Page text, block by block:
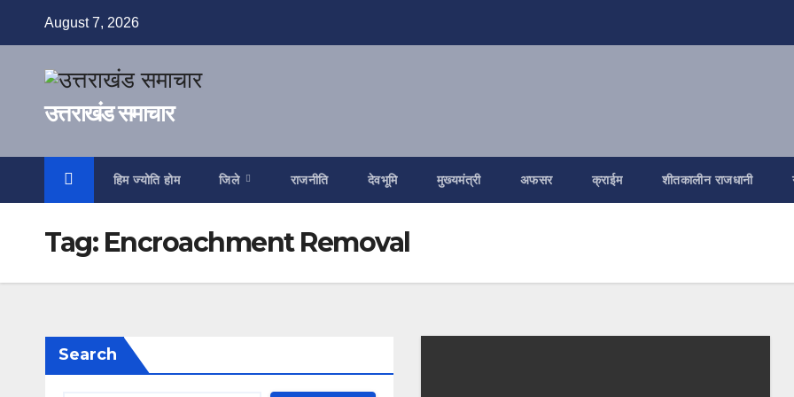
August 7, 2026
उत्तराखंड समाचार
हिम ज्योति होम जिले राजनीति देवभूमि मुख्यमंत्री अफसर क्राईम शीतकालीन राजधानी
Tag: Encroachment Removal
Search